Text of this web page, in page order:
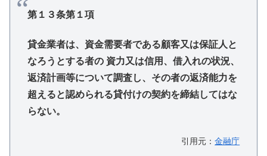
第１３条第１項
貸金業者は、資金需要者である顧客又は保証人と
なろうとする者の 資力又は信用、借入れの状況、
返済計画等について調査し、その者の返済能力を
超えると認められる貸付けの契約を締結してはな
らない。
引用元：金融庁